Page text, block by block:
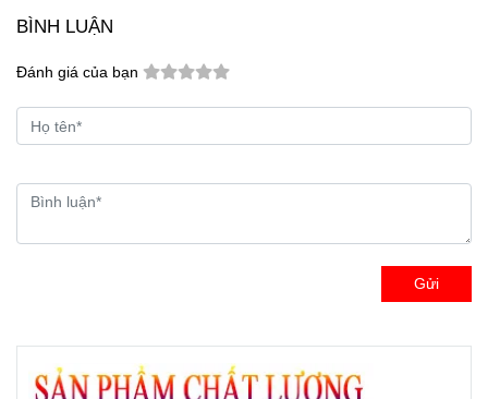
BÌNH LUẬN
Đánh giá của bạn
Gửi